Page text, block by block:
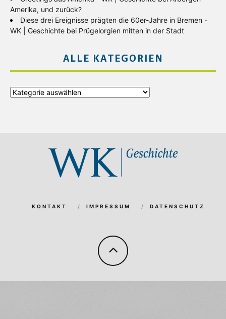
Amerika, und zurück?
Diese drei Ereignisse prägten die 60er-Jahre in Bremen -
WK | Geschichte bei Prügelorgien mitten in der Stadt
ALLE KATEGORIEN
Alle
KONTAKT IMPRESSUM DATENSCHUTZ